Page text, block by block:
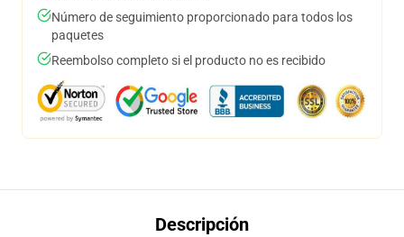
Número de seguimiento proporcionado para todos los
paquetes
Reembolso completo si el producto no es recibido
Descripción